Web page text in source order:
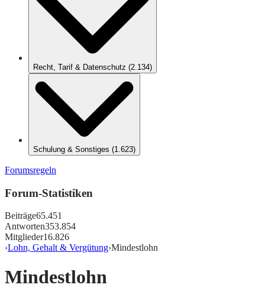
Recht, Tarif & Datenschutz (2.134)
Schulung & Sonstiges (1.623)
Forumsregeln
Forum-Statistiken
Beiträge65.451
Antworten353.854
Mitglieder16.826
›Lohn, Gehalt & Vergütung›Mindestlohn
Mindestlohn